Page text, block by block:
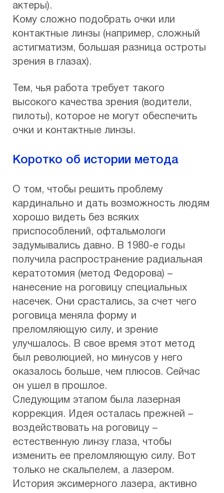
актеры).
Кому сложно подобрать очки или
контактные линзы (например, сложный
астигматизм, большая разница остроты
зрения в глазах).
Тем, чья работа требует такого
высокого качества зрения (водители,
пилоты), которое не могут обеспечить
очки и контактные линзы.
Коротко об истории метода
О том, чтобы решить проблему
кардинально и дать возможность людям
хорошо видеть без всяких
приспособлений, офтальмологи
задумывались давно. В 1980-е годы
получила распространение радиальная
кератотомия (метод Федорова) –
нанесение на роговицу специальных
насечек. Они срастались, за счет чего
роговица меняла форму и
преломляющую силу, и зрение
улучшалось. В свое время этот метод
был революцией, но минусов у него
оказалось больше, чем плюсов. Сейчас
он ушел в прошлое.
Следующим этапом была лазерная
коррекция. Идея осталась прежней –
воздействовать на роговицу –
естественную линзу глаза, чтобы
изменить ее преломляющую силу. Вот
только не скальпелем, а лазером.
История эксимерного лазера, активно